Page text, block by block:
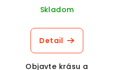
Skladom
Detail
Objavte krásu a